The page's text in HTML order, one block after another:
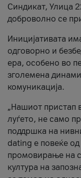
Синдикат, Улица
доброволно се
Иницијативата
одговорно и
ера, особено во
зголемена
комуникација.
„Нашиот пристап
луѓето, не само
поддршка на
dating е повеќе
промовирање на
култура на